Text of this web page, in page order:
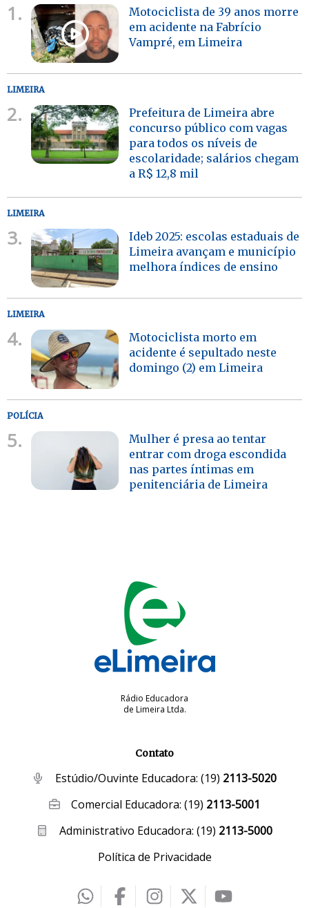
1.
Motociclista de 39 anos morre
em acidente na Fabrício
Vampré, em Limeira
LIMEIRA
2.
Prefeitura de Limeira abre
concurso público com vagas
para todos os níveis de
escolaridade; salários chegam
a R$ 12,8 mil
LIMEIRA
3.
Ideb 2025: escolas estaduais de
Limeira avançam e município
melhora índices de ensino
LIMEIRA
4.
Motociclista morto em
acidente é sepultado neste
domingo (2) em Limeira
POLÍCIA
5.
Mulher é presa ao tentar
entrar com droga escondida
nas partes íntimas em
penitenciária de Limeira
Rádio Educadora
de Limeira Ltda.
Contato
Estúdio/Ouvinte Educadora: (19) 2113-5020
Comercial Educadora:(19) 2113-5001
Administrativo Educadora: (19) 2113-5000
Política de Privacidade